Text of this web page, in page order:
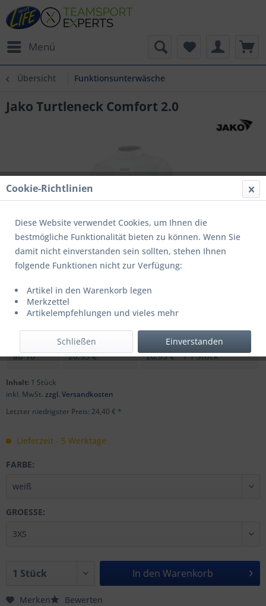
Menü
Übersicht Funktionsunterwäsche
Jako Turtleneck Comfort 2.0
UVP: 34,99 € *
Menge
Stückpreis
Grundpreis
bis9 24,40 € * 24,40 € * / 1 Stück
ab10 20,95 € * 20,95 € * / 1 Stück
Inhalt: 1 Stück
inkl. MwSt. zzgl. Versandkosten
Letzter niedrigster Preis: 24,40 € *
Lieferzeit - 5 Werktage
FARBE:
GROESSE:
In den Warenkorb
Merken Bewerten
Cookie-Richtlinien
Diese Website verwendet Cookies, um Ihnen die
bestmögliche Funktionalität bieten zu können. Wenn Sie
damit nicht einverstanden sein sollten, stehen Ihnen
folgende Funktionen nicht zur Verfügung:
Artikel in den Warenkorb legen
Merkzettel
Artikelempfehlungen und vieles mehr
Einverstanden
Schließen